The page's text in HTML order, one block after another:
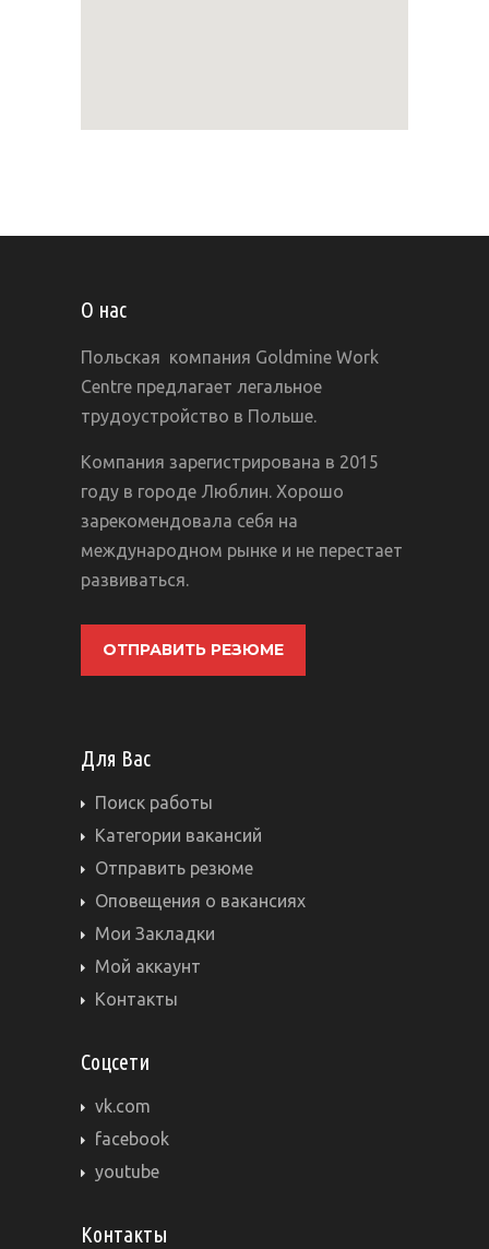
О нас
Польская компания Goldmine Work
Centre предлагает легальное
трудоустройство в Польше.
Компания зарегистрирована в 2015
году в городе Люблин. Хорошо
зарекомендовала себя на
международном рынке и не перестает
развиваться.
ОТПРАВИТЬ РЕЗЮМЕ
Для Вас
Поиск работы
Категории вакансий
Отправить резюме
Оповещения о вакансиях
Мои Закладки
Мой аккаунт
Контакты
Соцсети
vk.com
facebook
youtube
Контакты